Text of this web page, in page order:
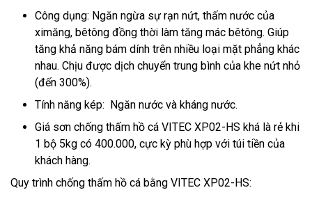
Công dụng: Ngăn ngừa sự rạn nứt, thấm nước của
ximăng, bêtông đồng thời làm tăng mác bêtông. Giúp
tăng khả năng bám dính trên nhiều loại mặt phẳng khác
nhau. Chịu được dịch chuyển trung bình của khe nứt nhỏ
(đến 300%).
Tính năng kép: Ngăn nước và kháng nước.
Giá sơn chống thấm hồ cá VITEC XP02-HS khá là rẻ khi
1 bộ 5kg có 400.000, cực kỳ phù hợp với túi tiền của
khách hàng.
Quy trình chống thấm hồ cá bằng VITEC XP02-HS: